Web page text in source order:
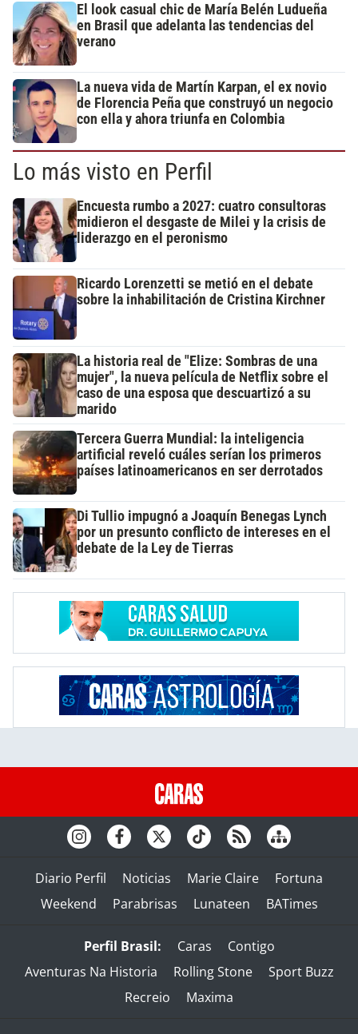
El look casual chic de María Belén Ludueña
en Brasil que adelanta las tendencias del
verano
La nueva vida de Martín Karpan, el ex novio
de Florencia Peña que construyó un negocio
con ella y ahora triunfa en Colombia
Lo más visto en Perfil
Encuesta rumbo a 2027: cuatro consultoras
midieron el desgaste de Milei y la crisis de
liderazgo en el peronismo
Ricardo Lorenzetti se metió en el debate
sobre la inhabilitación de Cristina Kirchner
La historia real de "Elize: Sombras de una
mujer", la nueva película de Netflix sobre el
caso de una esposa que descuartizó a su
marido
Tercera Guerra Mundial: la inteligencia
artificial reveló cuáles serían los primeros
países latinoamericanos en ser derrotados
Di Tullio impugnó a Joaquín Benegas Lynch
por un presunto conflicto de intereses en el
debate de la Ley de Tierras
Diario Perfil Noticias Marie Claire
Fortuna
Weekend
Parabrisas Lunateen BATimes
Perfil Brasil: Caras
Contigo
Aventuras Na Historia
Rolling Stone
Sport Buzz
Recreio
Maxima